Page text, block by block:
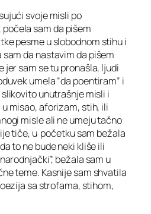
svoje misli po
sam da pišem
pesme u slobodnom stihu i
da nastavim da pišem
jer sam se tu pronašla, ljudi
umela “da poentiram” i
unutrašnje misli i
misao, aforizam, stih, ili
misle ali ne umeju tačno
tiče, u početku sam bežala
to ne bude neki kliše ili
bežala sam u
teme. Kasnije sam shvatila
sa strofama, stihom,